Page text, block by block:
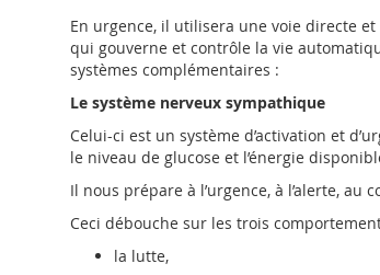
En urgence, il utilisera une voie directe
qui gouverne et contrôle la vie
systèmes complémentaires :
Le système nerveux sympathique
Celui-ci est un système d’activation et
le niveau de glucose et l’énergie
Il nous prépare à l’urgence, à l’alerte,
Ceci débouche sur les trois
la lutte,